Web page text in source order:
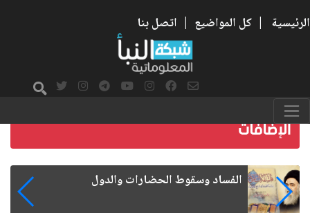
الرئيسية | كل المواضيع | اتصل بنا
رواتب الموظفين على صفيح ساخن